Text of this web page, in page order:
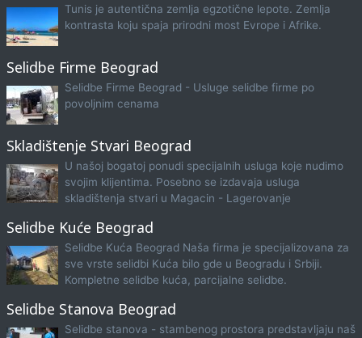
Tunis je autentična zemlja egzotične lepote. Zemlja
kontrasta koju spaja prirodni most Evrope i Afrike.
Selidbe Firme Beograd
Selidbe Firme Beograd - Usluge selidbe firme po
povoljnim cenama
Skladištenje Stvari Beograd
U našoj bogatoj ponudi specijalnih usluga koje nudimo
svojim klijentima. Posebno se izdavaja usluga
skladištenja stvari u Magacin - Lagerovanje
Selidbe Kuće Beograd
Selidbe Kuća Beograd Naša firma je specijalizovana za
sve vrste selidbi Kuća bilo gde u Beogradu i Srbiji.
Kompletne selidbe kuća, parcijalne selidbe.
Selidbe Stanova Beograd
Selidbe stanova - stambenog prostora predstavljaju naš